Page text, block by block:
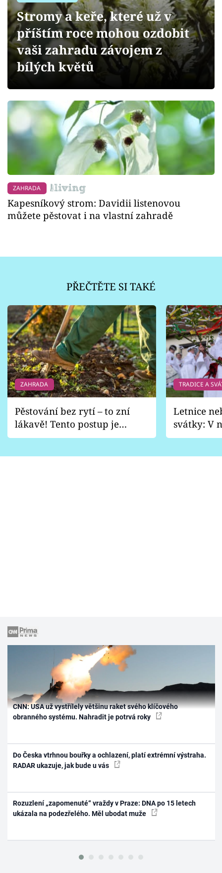
Přihlášení
Sledujte nás
Stromy a keře, které už v
příštím roce mohou ozdobit
vaši zahradu závojem z
bílých květů
ZAHRADA
Kapesníkový strom: Davidii listenovou
můžete pěstovat i na vlastní zahradě
PŘEČTĚTE SI TAKÉ
ZAHRADA
Pěstování bez rytí – to zní
lákavě! Tento postup je
vhodný jen pro některé
TRADICE A
Letnice
svátky: V
pondělí
CNN: USA už vystřílely většinu raket svého klíčového
obranného systému. Nahradit je potrvá roky
Do Česka vtrhnou bouřky a ochlazení, platí extrémní výstraha.
RADAR ukazuje, jak bude u vás
Rozuzlení „zapomenuté“ vraždy v Praze: DNA po 15 letech
ukázala na podezřelého. Měl ubodat muže